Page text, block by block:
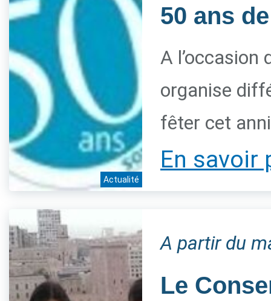
Actualité
50 ans
A l’occasion
organise
fêter cet
En savoir
A partir du
Le